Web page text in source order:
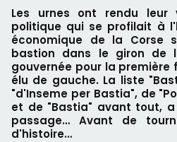
Les urnes ont rendu leur
politique qui se profilait à
économique de la Corse
bastion dans le giron de
gouvernée pour la première
élu de gauche. La liste
"d'Inseme per Bastia", de
et de "Bastia" avant tout,
passage… Avant de
d'histoire…